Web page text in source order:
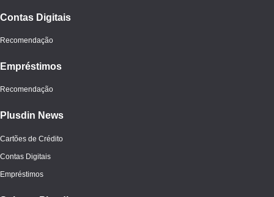
Contas Digitais
Recomendação
Empréstimos
Recomendação
Plusdin News
Cartões de Crédito
Contas Digitais
Empréstimos